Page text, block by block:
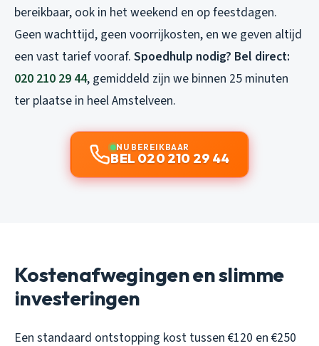
bereikbaar, ook in het weekend en op feestdagen.
Geen wachttijd, geen voorrijkosten, en we geven altijd
een vast tarief vooraf. Spoedhulp nodig? Bel direct:
020 210 29 44, gemiddeld zijn we binnen 25 minuten
ter plaatse in heel Amstelveen.
NU BEREIKBAAR
BEL 020 210 29 44
Kostenafwegingen en slimme
investeringen
Een standaard ontstopping kost tussen €120 en €250